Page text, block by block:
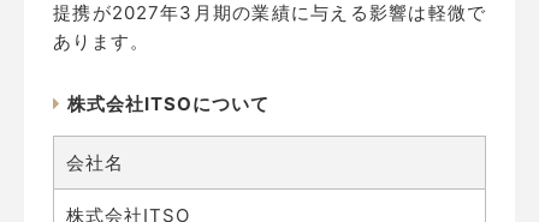
提携が2027年3月期の業績に与える影響は軽微で
あります。
株式会社ITSOについて
会社名
株式会社ITSO